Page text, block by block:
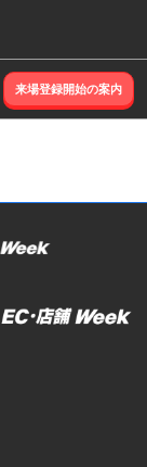
来場登録開始の案内